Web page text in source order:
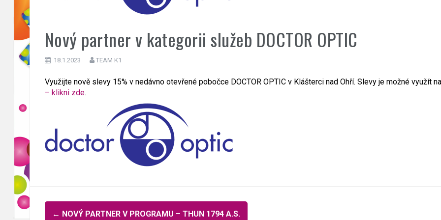
Nový partner v kategorii služeb DOCTOR OPTIC
18.1.2023 TEAM K1
Využijte nově slevy 15% v nedávno otevřené pobočce DOCTOR OPTIC v Klášterci nad Ohří. Slevy je možné využít
– klikni zde.
Navigace
← NOVÝ PARTNER V PROGRAMU – THUN 1794 A.S.